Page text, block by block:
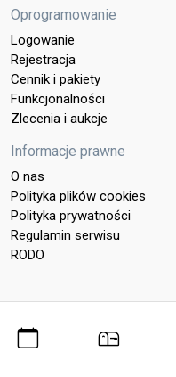
Oprogramowanie
Logowanie
Rejestracja
Cennik i pakiety
Funkcjonalności
Zlecenia i aukcje
Informacje prawne
O nas
Polityka plików cookies
Polityka prywatności
Regulamin serwisu
RODO